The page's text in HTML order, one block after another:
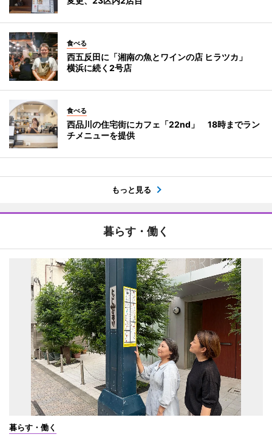
食べる
西五反田に「湘南の魚とワインの店 ヒラツカ」
横浜に続く2号店
食べる
西品川の住宅街にカフェ「22nd」 18時までラン
チメニューを提供
もっと見る
暮らす・働く
暮らす・働く